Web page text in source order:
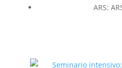
ARS: